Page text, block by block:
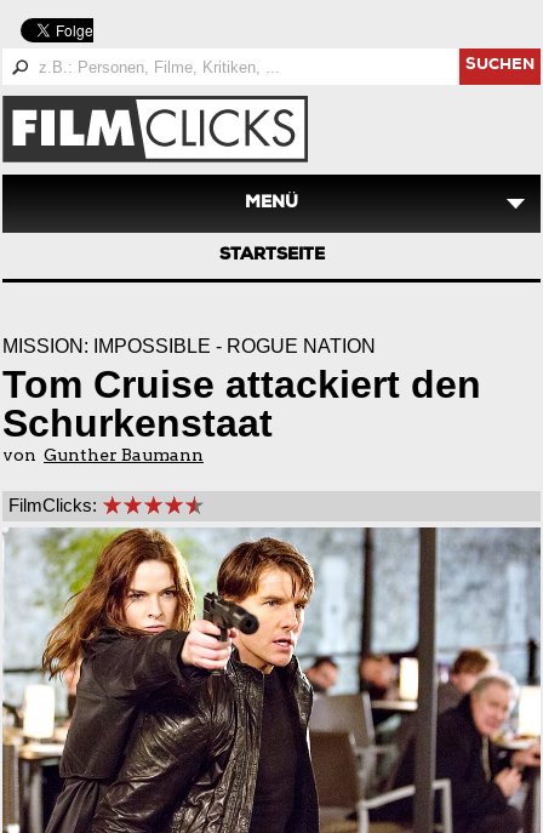
SUCHEN
MENÜ
STARTSEITE
MISSION: IMPOSSIBLE - ROGUE NATION
Tom Cruise attackiert den
Schurkenstaat
von Gunther Baumann
FilmClicks: